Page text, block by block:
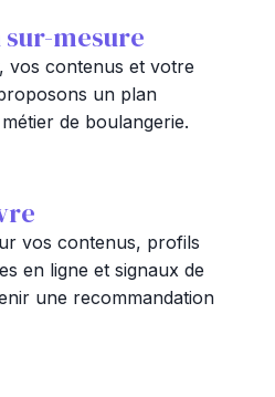
mesure
vos contenus et votre
un plan
de boulangerie.
vos contenus, profils
en ligne et signaux de
une recommandation